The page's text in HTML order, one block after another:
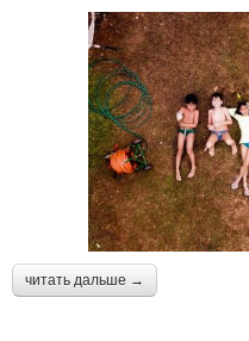
читать дальше →